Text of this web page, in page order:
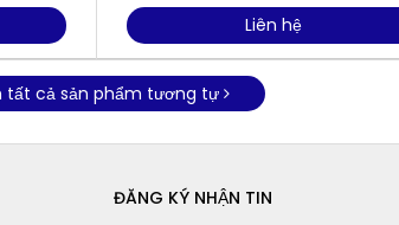
Liên hệ
tất cả sản phẩm tương tự
ĐĂNG KÝ NHẬN TIN